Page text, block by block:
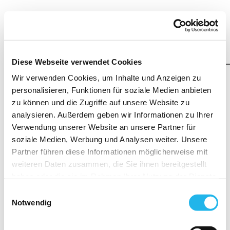
Diese Webseite verwendet Cookies
Wir verwenden Cookies, um Inhalte und Anzeigen zu
personalisieren, Funktionen für soziale Medien anbieten
zu können und die Zugriffe auf unsere Website zu
analysieren. Außerdem geben wir Informationen zu Ihrer
Verwendung unserer Website an unsere Partner für
soziale Medien, Werbung und Analysen weiter. Unsere
Partner führen diese Informationen möglicherweise mit
weiteren Daten zusammen, die Sie ihnen bereitgestellt
Indem Sie auf "Cookies zulassen" klicken, willigen Sie
zugleich gemäß Art. 49 Abs.1 S.1 lit. a) DS-GVO ein,
dass Ihre Daten in die USA übermittelt werden. Gemäß
Notwendig
Zum Seiteninhalt